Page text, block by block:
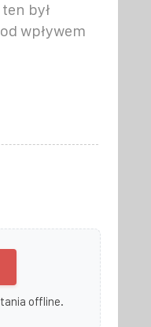
był
wpływem
offline.